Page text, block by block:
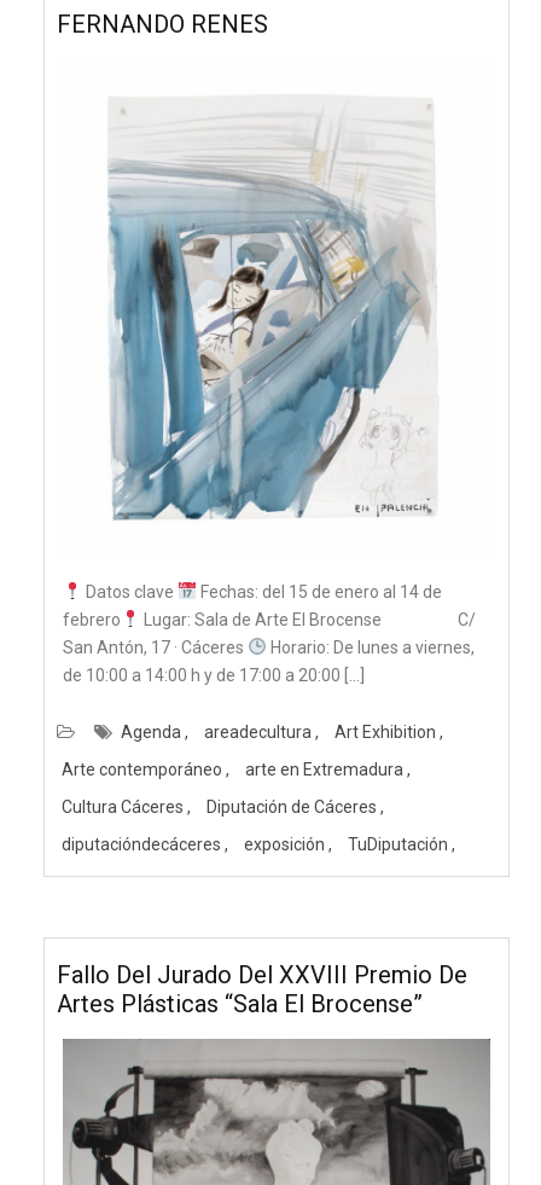
FERNANDO RENES
Datos clave
Fechas: del 15 de enero al 14 de
febrero
Lugar: Sala de Arte El Brocense C/
San Antón, 17 · Cáceres
Horario: De lunes a viernes,
de 10:00 a 14:00 h y de 17:00 a 20:00 […]
Agenda areadecultura
Art Exhibition
Arte contemporáneo
arte en Extremadura
Cultura Cáceres
Diputación de Cáceres
diputacióndecáceres
exposición TuDiputación
Fallo Del Jurado Del XXVIII Premio De
Artes Plásticas “Sala El Brocense”